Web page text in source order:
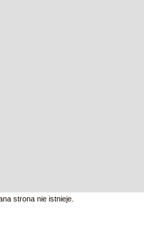
strona nie istnieje.